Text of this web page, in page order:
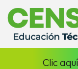
Clic